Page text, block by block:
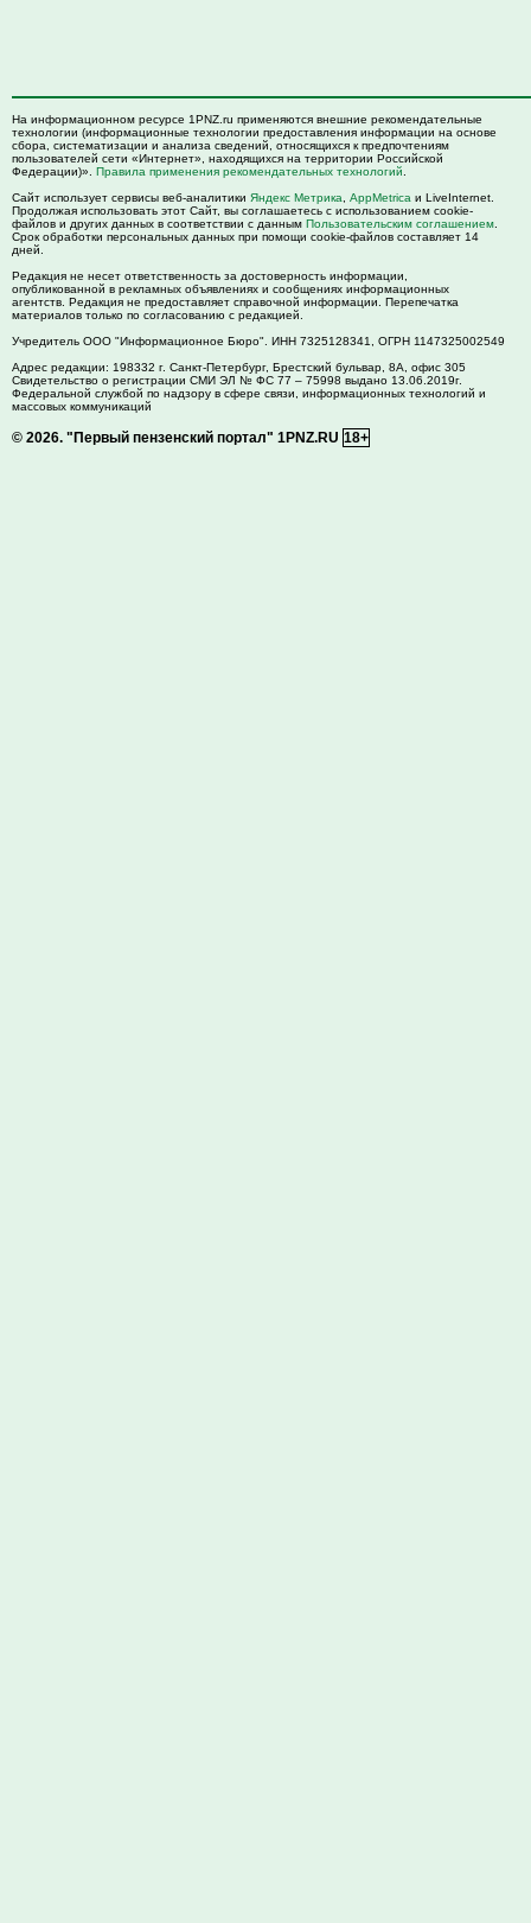
На информационном ресурсе 1PNZ.ru применяются внешние рекомендательные
технологии (информационные технологии предоставления информации на основе
сбора, систематизации и анализа сведений, относящихся к предпочтениям
пользователей сети «Интернет», находящихся на территории Российской
Федерации)». Правила применения рекомендательных технологий
Сайт использует сервисы веб-аналитики Яндекс Метрика AppMetrica и LiveInternet.
Продолжая использовать этот Сайт, вы соглашаетесь с использованием cookie-
файлов и других данных в соответствии с данным Пользовательским соглашением
Срок обработки персональных данных при помощи cookie-файлов составляет 14
дней.
Редакция не несет ответственность за достоверность информации,
опубликованной в рекламных объявлениях и сообщениях информационных
агентств. Редакция не предоставляет справочной информации. Перепечатка
материалов только по согласованию с редакцией.
Учредитель ООО "Информационное Бюро". ИНН 7325128341, ОГРН 1147325002549
Адрес редакции: 198332 г. Санкт-Петербург, Брестский бульвар, 8А, офис 305
Свидетельство о регистрации СМИ ЭЛ № ФС 77 – 75998 выдано 13.06.2019г.
Федеральной службой по надзору в сфере связи, информационных технологий и
массовых коммуникаций
© 2026. "Первый пензенский портал" 1PNZ.RU 18+